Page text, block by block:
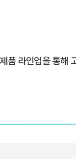
품 라인업을 통해